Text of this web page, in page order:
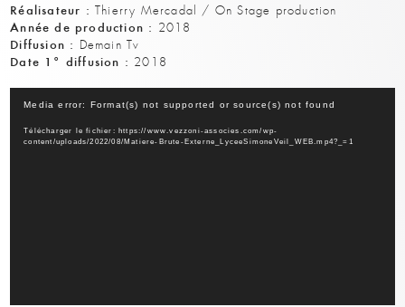
Réalisateur : Thierry Mercadal / On Stage production
Année de production : 2018
Diffusion : Demain Tv
Date 1° diffusion : 2018
vidéo
Media error: Format(s) not supported or source(s) not found
Télécharger le fichier: https://www.vezzoni-associes.com/wp-
content/uploads/2022/08/Matiere-Brute-Externe_LyceeSimoneVeil_WEB.mp4?_=1